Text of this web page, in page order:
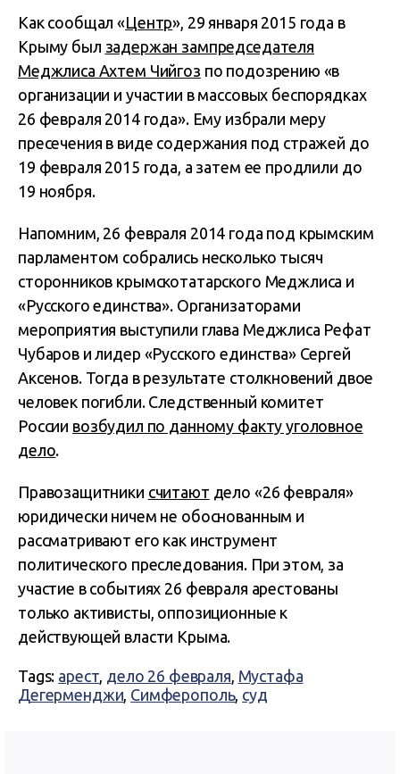
Как сообщал «Центр», 29 января 2015 года в
Крыму был задержан зампредседателя
Меджлиса Ахтем Чийгоз по подозрению «в
организации и участии в массовых беспорядках
26 февраля 2014 года». Ему избрали меру
пресечения в виде содержания под стражей до
19 февраля 2015 года, а затем ее продлили до
19 ноября.
Напомним, 26 февраля 2014 года под крымским
парламентом собрались несколько тысяч
сторонников крымскотатарского Меджлиса и
«Русского единства». Организаторами
мероприятия выступили глава Меджлиса Рефат
Чубаров и лидер «Русского единства» Сергей
Аксенов. Тогда в результате столкновений двое
человек погибли. Следственный комитет
России возбудил по данному факту уголовное
дело.
Правозащитники считают дело «26 февраля»
юридически ничем не обоснованным и
рассматривают его как инструмент
политического преследования. При этом, за
участие в событиях 26 февраля арестованы
только активисты, оппозиционные к
действующей власти Крыма.
Tags: арест дело 26 февраля Мустафа
Дегерменджи Симферополь, суд